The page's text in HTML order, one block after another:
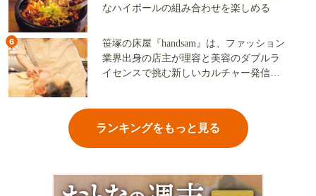
なハイボールの組み合わせを楽しめる
6
笹塚の床屋『handsam』は、ファッション
業界出身の店主が理容と美容のダブルラ
イセンスで挑む新しいカルチャー発信基
ランキングをもっと見る